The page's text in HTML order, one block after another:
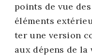
points de vue
élé­ments
ter une ver­sion
aux dépens de